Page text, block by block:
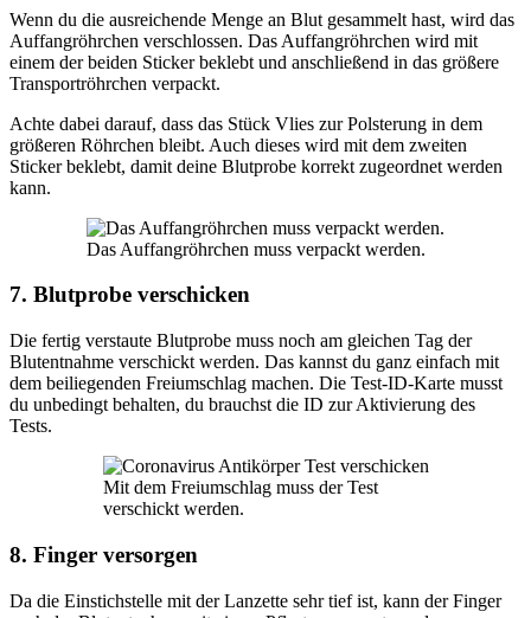
Wenn du die ausreichende Menge an Blut gesammelt hast, wird das
Auffangröhrchen verschlossen. Das Auffangröhrchen wird mit
einem der beiden Sticker beklebt und anschließend in das größere
Transportröhrchen verpackt.
Achte dabei darauf, dass das Stück Vlies zur Polsterung in dem
größeren Röhrchen bleibt. Auch dieses wird mit dem zweiten
Sticker beklebt, damit deine Blutprobe korrekt zugeordnet werden
kann.
Das Auffangröhrchen muss verpackt werden.
7. Blutprobe verschicken
Die fertig verstaute Blutprobe muss noch am gleichen Tag der
Blutentnahme verschickt werden. Das kannst du ganz einfach mit
dem beiliegenden Freiumschlag machen. Die Test-ID-Karte musst
du unbedingt behalten, du brauchst die ID zur Aktivierung des
Tests.
Mit dem Freiumschlag muss der Test
verschickt werden.
8. Finger versorgen
Da die Einstichstelle mit der Lanzette sehr tief ist, kann der Finger